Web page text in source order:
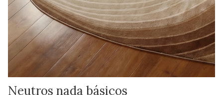
Neutros nada básicos